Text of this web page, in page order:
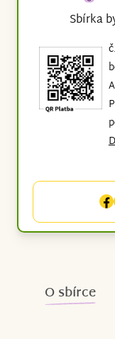
Sbírka
O sbírce